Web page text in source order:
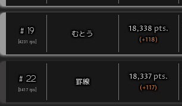
# 19
4231 rps
むとう 18,338 pts.
(+118)
# 22
3417 rps
罫線 18,337 pts.
(+117)